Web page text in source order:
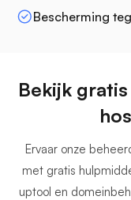
Bescherming
Bekijk
Ervaar onze
met gratis
uptool en